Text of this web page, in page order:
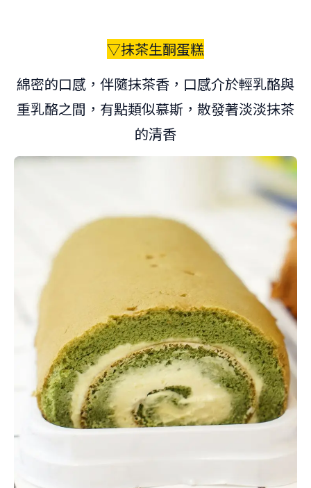
▽抹茶生酮蛋糕
綿密的口感，伴隨抹茶香，口感介於輕乳酪與
重乳酪之間，有點類似慕斯，散發著淡淡抹茶
的清香